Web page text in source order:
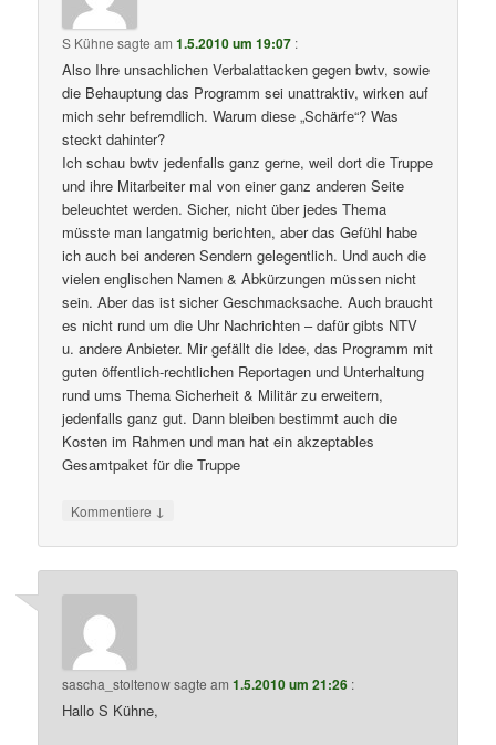
S Kühne sagte am1.5.2010 um 19:07 :
Also Ihre unsachlichen Verbalattacken gegen bwtv, sowie
die Behauptung das Programm sei unattraktiv, wirken auf
mich sehr befremdlich. Warum diese „Schärfe“? Was
steckt dahinter?
Ich schau bwtv jedenfalls ganz gerne, weil dort die Truppe
und ihre Mitarbeiter mal von einer ganz anderen Seite
beleuchtet werden. Sicher, nicht über jedes Thema
müsste man langatmig berichten, aber das Gefühl habe
ich auch bei anderen Sendern gelegentlich. Und auch die
vielen englischen Namen & Abkürzungen müssen nicht
sein. Aber das ist sicher Geschmacksache. Auch braucht
es nicht rund um die Uhr Nachrichten – dafür gibts NTV
u. andere Anbieter. Mir gefällt die Idee, das Programm mit
guten öffentlich-rechtlichen Reportagen und Unterhaltung
rund ums Thema Sicherheit & Militär zu erweitern,
jedenfalls ganz gut. Dann bleiben bestimmt auch die
Kosten im Rahmen und man hat ein akzeptables
Gesamtpaket für die Truppe
Kommentiere ↓
sascha_stoltenowsagte am1.5.2010 um 21:26 :
Hallo S Kühne,